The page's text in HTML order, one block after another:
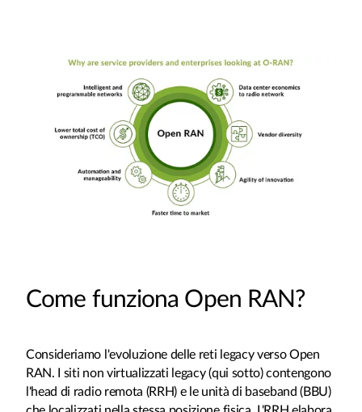
Come funziona Open RAN?
Consideriamo l'evoluzione delle reti legacy verso Open
RAN. I siti non virtualizzati legacy (qui sotto) contengono
l'head di radio remota (RRH) e le unità di baseband (BBU)